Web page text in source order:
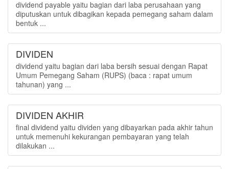
dividend payable yaitu bagian dari laba perusahaan yang
diputuskan untuk dibagikan kepada pemegang saham dalam
bentuk ...
DIVIDEN
dividend yaitu bagian dari laba bersih sesuai dengan Rapat
Umum Pemegang Saham (RUPS) (baca : rapat umum
tahunan) yang ...
DIVIDEN AKHIR
final dividend yaitu dividen yang dibayarkan pada akhir tahun
untuk memenuhi kekurangan pembayaran yang telah
dilakukan ...